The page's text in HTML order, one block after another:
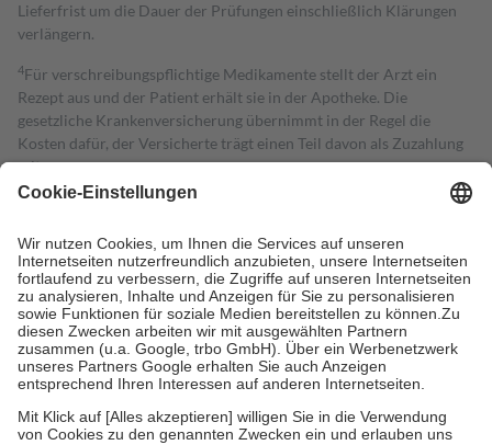
Lieferfrist um die Dauer der Prüfungen einschließlich Klärungen
verlängern.
4Für verschreibungspflichtige Medikamente stellt der Arzt ein
Rezept aus und der Patient erhält sie in der Apotheke. Die
gesetzliche Krankenversicherung übernimmt in der Regel die
Kosten dafür, der Versicherte trägt einen Teil davon als Zuzahlung
mit.
Grundsätzlich leisten Mitglieder Zuzahlungen in Höhe von zehn
höchstens zehn Euro.
Es sind jedoch nie mehr als die tatsächlichen
Kosten der Leistung zu entrichten.
Diese Regeln gelten grundsätzlich auch für Online-Apotheken.
Bei Heilmitteln und häuslicher Krankenpflege beträgt die
Zuzahlung zehn Prozent der Kosten sowie zehn Euro je
Verordnung.
Um das Engagement der Versicherten für ihre eigene Gesundheit zu
stärken und die besondere Stellung der Familie zu unterstützen,
fallenkeine Zuzahlungenan bei: